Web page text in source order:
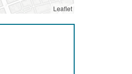
Leaflet